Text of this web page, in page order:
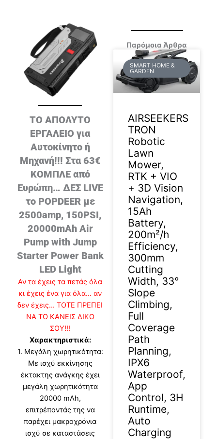
ΤΟ ΑΠΟΛΥΤΟ
ΕΡΓΑΛΕΙΟ για
Αυτοκίνητο ή
Μηχανή!!! Στα 63€
ΚΟΜΠΛΕ από
Ευρώπη… ΔΕΣ LIVE
το POPDEER με
2500amp, 150PSI,
20000mAh Air
Pump with Jump
Starter Power Bank
LED Light
Αν τα έχεις τα πετάς όλα
κι έχεις ένα για όλα… αν
δεν έχεις… ΤΟΤΕ ΠΡΕΠΕΙ
ΝΑ ΤΟ ΚΑΝΕΙΣ ΔΙΚΟ
ΣΟΥ!!!
Χαρακτηριστικά:
1. Μεγάλη χωρητικότητα:
Mε ισχύ εκκίνησης
έκτακτης ανάγκης έχει
μεγάλη χωρητικότητα
20000 mAh,
επιτρέποντάς της να
παρέχει μακροχρόνια
ισχύ σε καταστάσεις
Παρόμοια Άρθρα
SMART HOME &
GARDEN
AIRSEEKERS
TRON
Robotic
Lawn
Mower,
RTK + VIO
+ 3D Vision
Navigation,
15Ah
Battery,
200m²/h
Efficiency,
300mm
Cutting
Width, 33°
Slope
Climbing,
Full
Coverage
Path
Planning,
IPX6
Waterproof,
App
Control, 3H
Runtime,
Auto
Charging